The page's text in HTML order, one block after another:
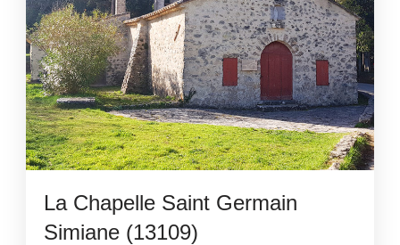
La Chapelle Saint Germain
Simiane (13109)